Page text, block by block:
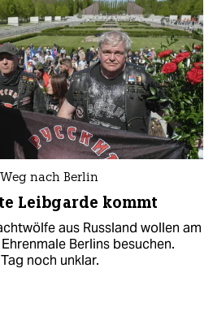
nach Berlin
Leibgarde kommt
aus Russland wollen am
Berlins besuchen.
noch unklar.